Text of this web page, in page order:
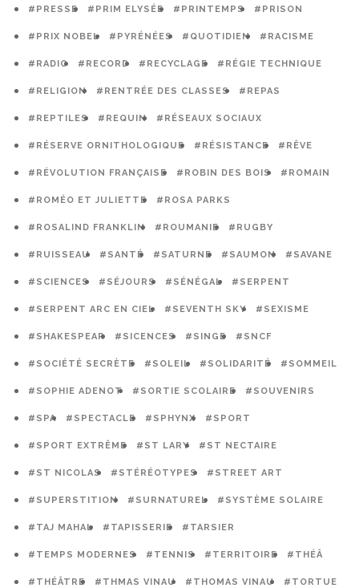
#PRESSE #PRIM ELYSÉE #PRINTEMPS #PRISON
#PRIX NOBEL #PYRÉNÉES #QUOTIDIEN #RACISME
#RADIO #RECORD #RECYCLAGE #RÉGIE TECHNIQUE
#RELIGION #RENTRÉE DES CLASSES #REPAS
#REPTILES #REQUIN #RÉSEAUX SOCIAUX
#RÉSERVE ORNITHOLOGIQUE #RÉSISTANCE #RÊVE
#RÉVOLUTION FRANÇAISE #ROBIN DES BOIS #ROMAIN
#ROMÉO ET JULIETTE #ROSA PARKS
#ROSALIND FRANKLIN #ROUMANIE #RUGBY
#RUISSEAU #SANTÉ #SATURNE #SAUMON #SAVANE
#SCIENCES #SÉJOURS #SÉNÉGAL #SERPENT
#SERPENT ARC EN CIEL #SEVENTH SKY #SEXISME
#SHAKESPEAR #SICENCES #SINGE #SNCF
#SOCIÉTÉ SECRÈTE #SOLEIL #SOLIDARITÉ #SOMMEIL
#SOPHIE ADENOT #SORTIE SCOLAIRE #SOUVENIRS
#SPA #SPECTACLE #SPHYNX #SPORT
#SPORT EXTRÊME #ST LARY #ST NECTAIRE
#ST NICOLAS #STÉRÉOTYPES #STREET ART
#SUPERSTITION #SURNATUREL #SYSTÈME SOLAIRE
#TAJ MAHAL #TAPISSERIE #TARSIER
#TEMPS MODERNES #TENNIS #TERRITOIRE #THÉÂ
#THÉÂTRE #THMAS VINAU #THOMAS VINAU #TORTUE